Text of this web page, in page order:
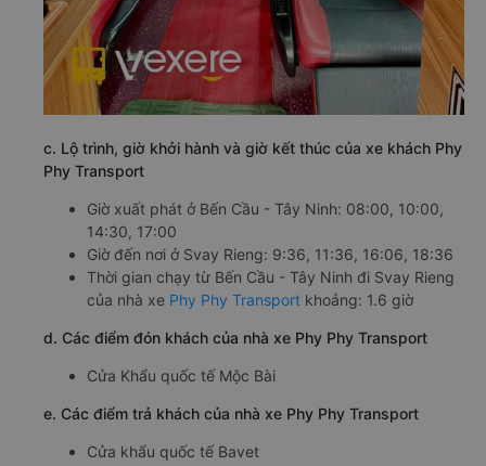
c. Lộ trình, giờ khởi hành và giờ kết thúc của xe khách Phy
Phy Transport
Giờ xuất phát ở Bến Cầu - Tây Ninh: 08:00, 10:00,
14:30, 17:00
Giờ đến nơi ở Svay Rieng: 9:36, 11:36, 16:06, 18:36
Thời gian chạy từ Bến Cầu - Tây Ninh đi Svay Rieng
của nhà xe Phy Phy Transport khoảng: 1.6 giờ
d. Các điểm đón khách của nhà xe Phy Phy Transport
Cửa Khẩu quốc tế Mộc Bài
e. Các điểm trả khách của nhà xe Phy Phy Transport
Cửa khẩu quốc tế Bavet